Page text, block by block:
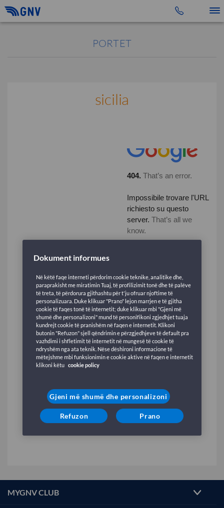
PORTET
sicilia
MYGNV CLUB
Dokument informues
Në këtë faqe interneti përdorim cookie teknike, analitike dhe,
paraprakisht me miratimin Tuaj, të profilizimit tonë dhe të palëve
të treta, të përdorura gjithashtu për t'ju ofruar njoftime të
personalizuara. Duke klikuar "Prano" lejon marrjen e të gjitha
cookie të faqes tonë të internetit; duke klikuar mbi "Gjeni më
shumë dhe personalizoni" mund të personifikoni zgjedhjet tuaja
kundrejt cookie të pranishëm në faqen e internetit. Klikoni
butonin "Refuzon" sjell qëndrimin e përzgjedhjeve të default pra
vazhdimi i shfletimit të internetit në mungesë të cookie të
ndryshëm nga ata teknik. Nëse dëshironi informacione të
mëtejshme mbi funksionimin e cookie aktive në faqen e internetit
klikoni këtu cookie policy
Gjeni më shumë dhe personalizoni
Refuzon Prano